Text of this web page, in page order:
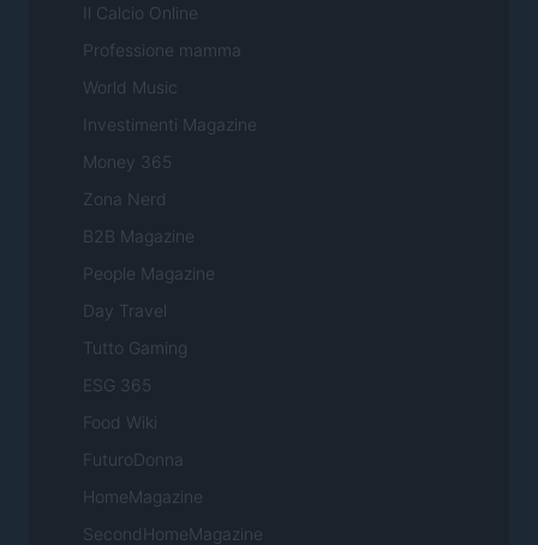
Il Calcio Online
Professione mamma
World Music
Investimenti Magazine
Money 365
Zona Nerd
B2B Magazine
People Magazine
Day Travel
Tutto Gaming
ESG 365
Food Wiki
FuturoDonna
HomeMagazine
SecondHomeMagazine